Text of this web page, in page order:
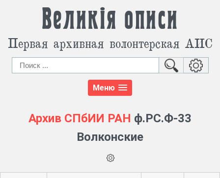
Великія описи
Первая архивная волонтерская АИС
Меню
Архив СПбИИ РАН ф.РС.Ф-33
Волконские